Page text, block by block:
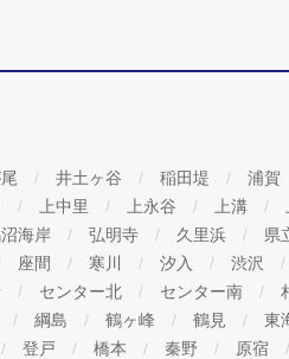
井土ヶ谷 稲田堤 浦賀
上中里 上永谷 上溝
海岸 弘明寺 久里浜 県
座間 寒川 汐入 渋沢
センター北 センター南
綱島 鶴ヶ峰 鶴見 東
登戸 橋本 秦野 原宿